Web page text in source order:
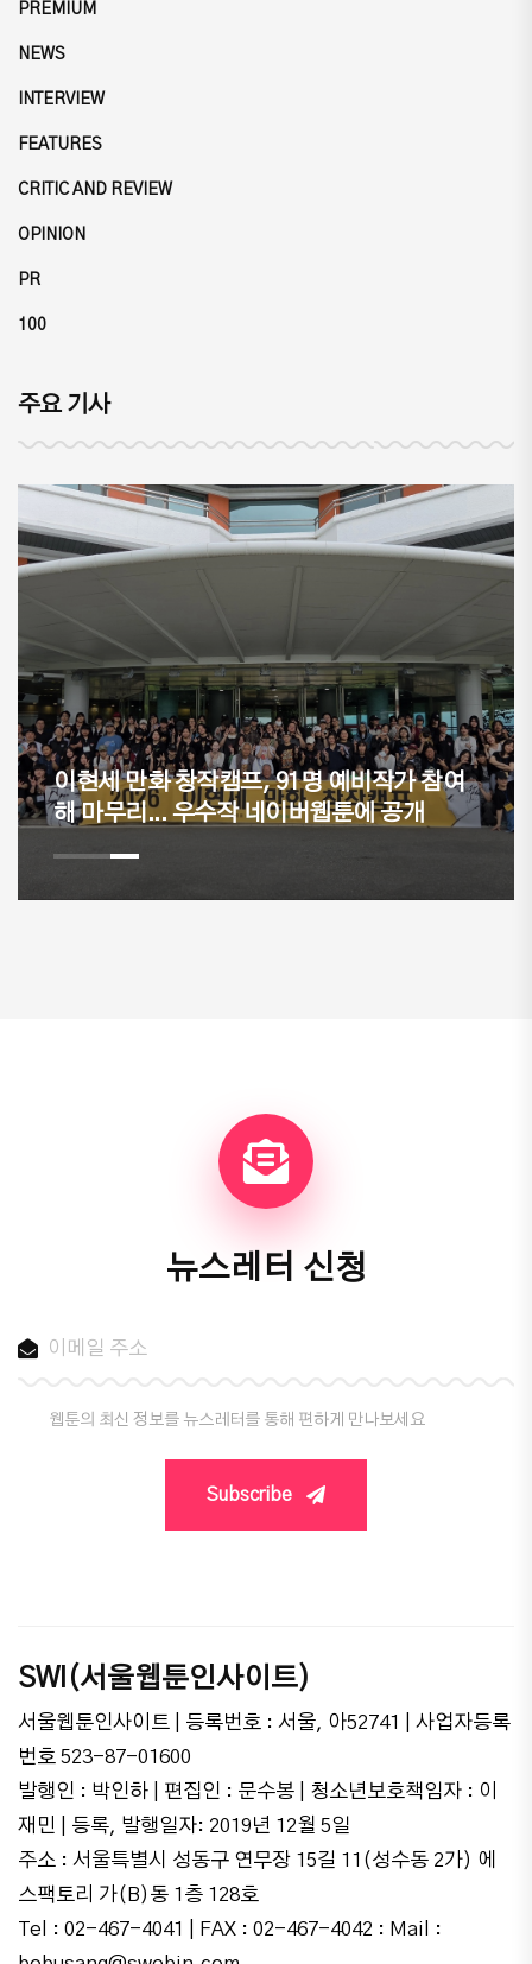
PREMIUM
NEWS
INTERVIEW
FEATURES
CRITIC AND REVIEW
OPINION
PR
100
주요 기사
이현세 만화 창작캠프, 91명 예비작가 참여
해 마무리... 우수작 네이버웹툰에 공개
뉴스레터 신청
웹툰의 최신 정보를 뉴스레터를 통해 편하게 만나보세요
Subscribe
SWI(서울웹툰인사이트)
서울웹툰인사이트 | 등록번호 : 서울, 아52741 | 사업자등록
번호 523-87-01600
발행인 : 박인하 | 편집인 : 문수봉 | 청소년보호책임자 : 이
재민 | 등록, 발행일자: 2019년 12월 5일
주소 : 서울특별시 성동구 연무장 15길 11(성수동 2가) 에
스팩토리 가(B)동 1층 128호
Tel : 02-467-4041 | FAX : 02-467-4042 : Mail :